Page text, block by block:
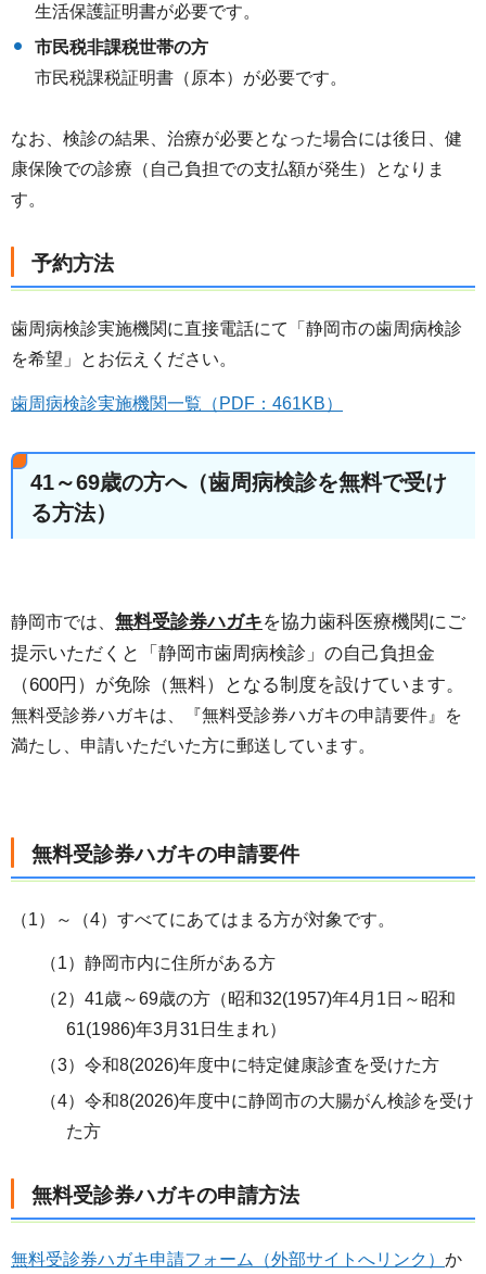
生活保護証明書が必要です。
市民税非課税世帯の方
市民税課税証明書（原本）が必要です。
なお、検診の結果、治療が必要となった場合には後日、健
康保険での診療（自己負担での支払額が発生）となりま
す。
予約方法
歯周病検診実施機関に直接電話にて「静岡市の歯周病検診
を希望」とお伝えください。
歯周病検診実施機関一覧（PDF：461KB）
41～69歳の方へ（歯周病検診を無料で受け
る方法）
静岡市では、 無料受診券ハガキを協力歯科医療機関にご
提示いただくと
「静岡市歯周病検診」の自己負担金
（600円）が免除（無料）となる制度を設けています。
無料受診券ハガキは、『無料受診券ハガキの申請要件』を
満たし、申請いただいた方に郵送しています。
無料受診券ハガキの申請要件
（1）～（4）すべてにあてはまる方が対象です。
（1）静岡市内に住所がある方
（2）41歳～69歳の方（昭和32(1957)年4月1日～昭和
61(1986)年3月31日生まれ）
（3）令和8(2026)年度中に特定健康診査を受けた方
（4）令和8(2026)年度中に静岡市の大腸がん検診を受け
た方
無料受診券ハガキの申請方法
無料受診券ハガキ申請フォーム（外部サイトへリンク） か